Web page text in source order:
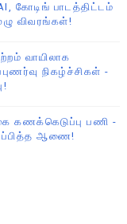
கோடிங் பாடத்திட்டம்
விவரங்கள்!
வாயிலாக
நிகழ்ச்சிகள் -
பணி -
ஆணை!